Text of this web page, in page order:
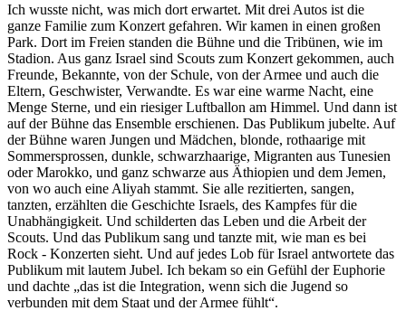
Ich wusste nicht, was mich dort erwartet. Mit drei Autos ist die
ganze Familie zum Konzert gefahren. Wir kamen in einen großen
Park. Dort im Freien standen die Bühne und die Tribünen, wie im
Stadion. Aus ganz Israel sind Scouts zum Konzert gekommen, auch
Freunde, Bekannte, von der Schule, von der Armee und auch die
Eltern, Geschwister, Verwandte. Es war eine warme Nacht, eine
Menge Sterne, und ein riesiger Luftballon am Himmel. Und dann ist
auf der Bühne das Ensemble erschienen. Das Publikum jubelte. Auf
der Bühne waren Jungen und Mädchen, blonde, rothaarige mit
Sommersprossen, dunkle, schwarzhaarige, Migranten aus Tunesien
oder Marokko, und ganz schwarze aus Äthiopien und dem Jemen,
von wo auch eine Aliyah stammt. Sie alle rezitierten, sangen,
tanzten, erzählten die Geschichte Israels, des Kampfes für die
Unabhängigkeit. Und schilderten das Leben und die Arbeit der
Scouts. Und das Publikum sang und tanzte mit, wie man es bei
Rock - Konzerten sieht. Und auf jedes Lob für Israel antwortete das
Publikum mit lautem Jubel. Ich bekam so ein Gefühl der Euphorie
und dachte
das ist die Integration, wenn sich die Jugend so
verbunden mit dem Staat und der Armee fühlt .